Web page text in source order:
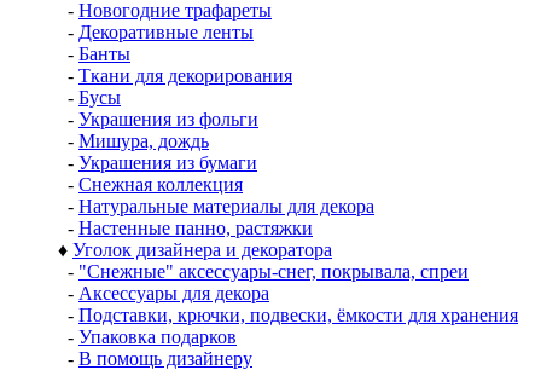
- Новогодние трафареты
- Декоративные ленты
- Банты
- Ткани для декорирования
- Бусы
- Украшения из фольги
- Мишура, дождь
- Украшения из бумаги
- Снежная коллекция
- Натуральные материалы для декора
- Настенные панно, растяжки
♦ Уголок дизайнера и декоратора
- "Снежные" аксессуары-снег, покрывала, спреи
- Аксессуары для декора
- Подставки, крючки, подвески, ёмкости для хранения
- Упаковка подарков
- В помощь дизайнеру